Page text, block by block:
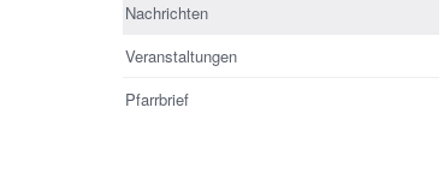
Nachrichten
Veranstaltungen
Pfarrbrief